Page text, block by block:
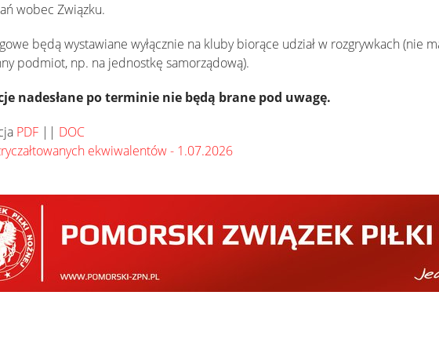
wobec Związku.
będą wystawiane wyłącznie na kluby biorące udział w rozgrywkach (nie
podmiot, np. na jednostkę samorządową).
nadesłane po terminie nie będą brane pod uwagę.
PDF || DOC
ekwiwalentów - 1.07.2026